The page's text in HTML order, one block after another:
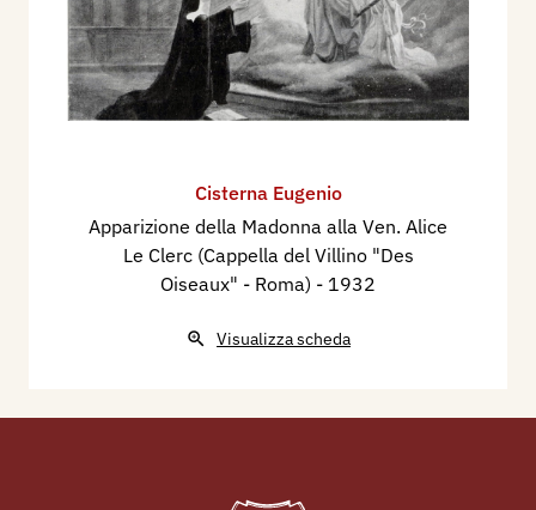
Cisterna Eugenio
Apparizione della Madonna alla Ven. Alice
Le Clerc (Cappella del Villino "Des
Oiseaux" - Roma) - 1932
Visualizza scheda